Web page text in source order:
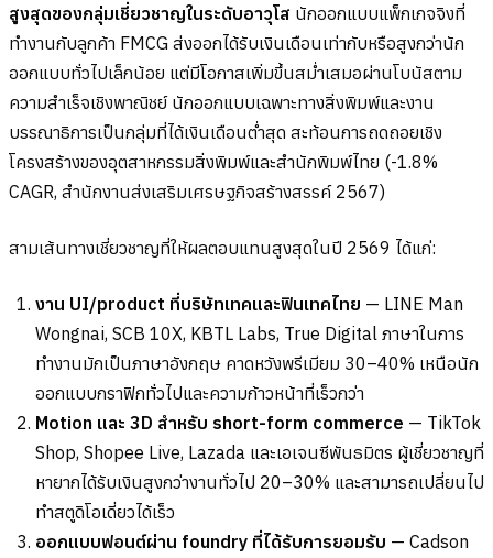
สูงสุดของกลุ่มเชี่ยวชาญในระดับอาวุโส นักออกแบบแพ็กเกจจิงที่
ทำงานกับลูกค้า FMCG ส่งออกได้รับเงินเดือนเท่ากับหรือสูงกว่านัก
ออกแบบทั่วไปเล็กน้อย แต่มีโอกาสเพิ่มขึ้นสม่ำเสมอผ่านโบนัสตาม
ความสำเร็จเชิงพาณิชย์ นักออกแบบเฉพาะทางสิ่งพิมพ์และงาน
บรรณาธิการเป็นกลุ่มที่ได้เงินเดือนต่ำสุด สะท้อนการถดถอยเชิง
โครงสร้างของอุตสาหกรรมสิ่งพิมพ์และสำนักพิมพ์ไทย (-1.8%
CAGR, สำนักงานส่งเสริมเศรษฐกิจสร้างสรรค์ 2567)
สามเส้นทางเชี่ยวชาญที่ให้ผลตอบแทนสูงสุดในปี 2569 ได้แก่:
งาน UI/product ที่บริษัทเทคและฟินเทคไทย — LINE Man
Wongnai, SCB 10X, KBTL Labs, True Digital ภาษาในการ
ทำงานมักเป็นภาษาอังกฤษ คาดหวังพรีเมียม 30–40% เหนือนัก
ออกแบบกราฟิกทั่วไปและความก้าวหน้าที่เร็วกว่า
Motion และ 3D สำหรับ short-form commerce — TikTok
Shop, Shopee Live, Lazada และเอเจนซีพันธมิตร ผู้เชี่ยวชาญที่
หายากได้รับเงินสูงกว่างานทั่วไป 20–30% และสามารถเปลี่ยนไป
ทำสตูดิโอเดี่ยวได้เร็ว
ออกแบบฟอนต์ผ่าน foundry ที่ได้รับการยอมรับ — Cadson